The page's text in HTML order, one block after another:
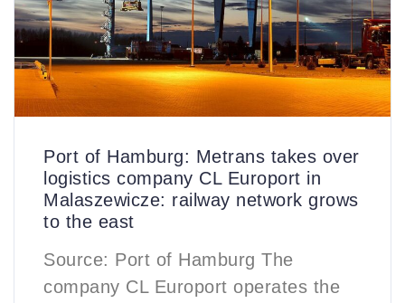
Port of Hamburg: Metrans takes over
logistics company CL Europort in
Malaszewicze: railway network grows
to the east
Source: Port of Hamburg The
company CL Europort operates the